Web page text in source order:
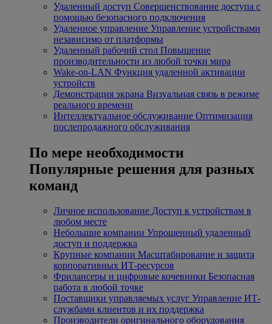
Удаленный доступ Совершенствование доступа с
помощью безопасного подключения
Удаленное управление Управление устройствами
независимо от платформы
Удаленный рабочий стол Повышение
производительности из любой точки мира
Wake-on-LAN Функция удаленной активации
устройств
Демонстрация экрана Визуальная связь в режиме
реального времени
Интеллектуальное обслуживание Оптимизация
послепродажного обслуживания
По мере необходимости
Популярные решения для разных
команд
Личное использование Доступ к устройствам в
любом месте
Небольшие компании Упрощенный удаленный
доступ и поддержка
Крупные компании Масштабирование и защита
корпоративных ИТ-ресурсов
Фрилансеры и цифровые кочевники Безопасная
работа в любой точке
Поставщики управляемых услуг Управление ИТ-
службами клиентов и их поддержка
Производители оригинального оборудования